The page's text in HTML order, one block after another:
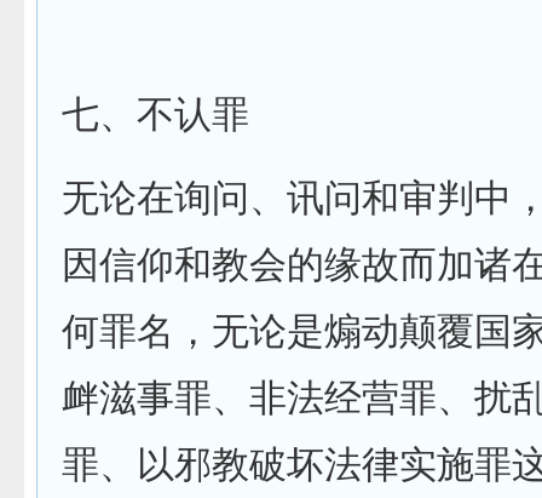
七、不认罪
无论在询问、讯问和审判中
因信仰和教会的缘故而加诸
何罪名，无论是煽动颠覆国
衅滋事罪、非法经营罪、扰
罪、以邪教破坏法律实施罪